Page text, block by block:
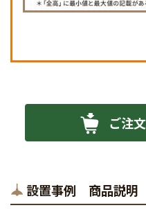
ご注
設置事例 商品説明